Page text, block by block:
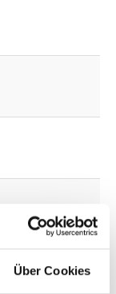
Über Cookies